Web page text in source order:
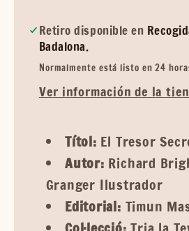
Retiro disponible en
Badalona.
Normalmente está listo en 24
Ver información de la
Títol: El Tresor
Autor: Richard
Granger Ilustrador
Editorial: Timun